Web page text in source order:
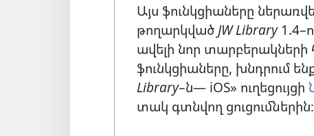
Այս ֆունկցիաները
թողարկված JW Library
ավելի նոր տարբերակների
ֆունկցիաները, խնդրում
Library–ն— iOS» ուղեցույցի
տակ գտնվող ցուցումներին։